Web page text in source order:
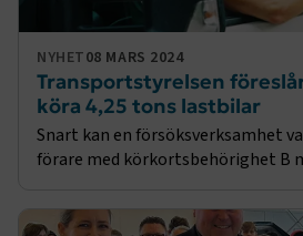
NYHET08 MARS 2024
Transportstyrelsen
köra 4,25 tons lastbilar
Snart kan en försöksverksamhet
förare med körkortsbehörighet B
dag redovisade Transportstyrelsen